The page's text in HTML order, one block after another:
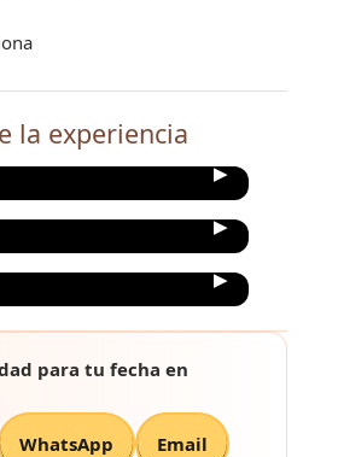
la experiencia
para tu fecha en
WhatsApp Email